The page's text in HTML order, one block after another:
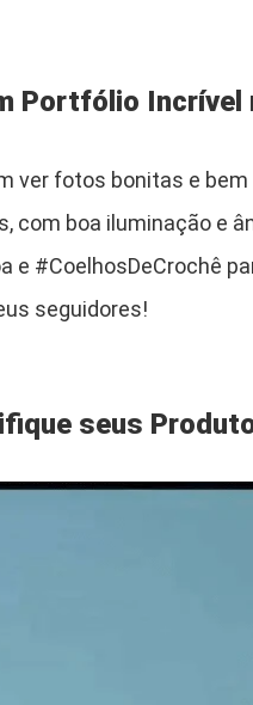
Portfólio Incrível
ver fotos bonitas e
com boa iluminação e
e #CoelhosDeCrochê
seguidores!
seus